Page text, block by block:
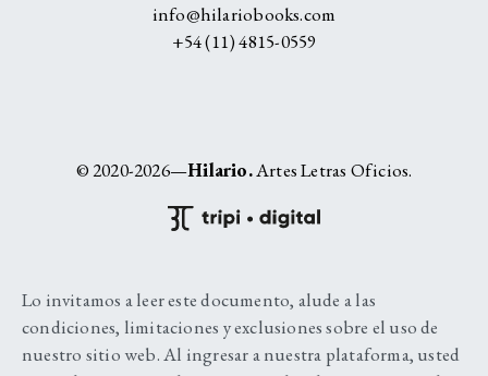
info@hilariobooks.com
+54 (11) 4815-0559
© 2020-2026—Hilario.Artes Letras Oficios.
Lo invitamos a leer este documento, alude a las
condiciones, limitaciones y exclusiones sobre el uso de
nuestro sitio web. Al ingresar a nuestra plataforma, usted